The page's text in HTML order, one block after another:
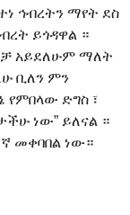
ኅብረትን ማየት ደስ
ይጎዳዋል ።
አይደለሁም ማለት
ቢለን ምን
የምበላው ድግስ ፣
ነው” ይለናል ።
መቀባበል ነው።